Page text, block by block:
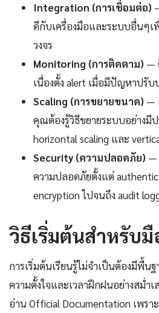
Integration (การเชื่อมต่อ)
ดีกับเครื่องมือและระบบอื่นๆเ
วงจร
Monitoring (การติดตาม) —
เนื่องตั้ง alert เมื่อมีปัญหาปรับ
Scaling (การขยายขนาด) —
คุณต้องรู้วิธีขยายระบบอย่างมี
horizontal scaling และ
Security (ความปลอดภัย) —
ความปลอดภัยตั้งแต่
encryption ไปจนถึง audit
วิธีเริ่มต้นสำหรับมื
การเริ่มต้นเรียนรู้ไม่จำเป็นต้องมีพื้น
ความตั้งใจและเวลาฝึกฝนอย่างสม่ำ
อ่าน Official Documentation เพร